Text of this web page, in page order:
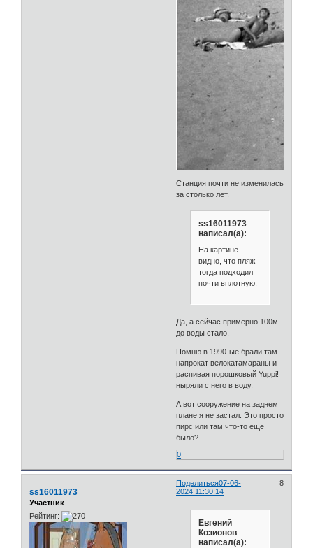
Станция почти не изменилась
за столько лет.
ss16011973
написал(а):
На картине
видно, что пляж
тогда подходил
почти вплотную.
Да, а сейчас примерно 100м
до воды стало.
Помню в 1990-ые брали там
напрокат велокатамараны и
распивая порошковый Yuppi!
ныряли с него в воду.
А вот сооружение на заднем
плане я не застал. Это просто
пирс или там что-то ещё
было?
0
Поделиться 8
07-06-
2024 11:30:14
ss16011973
Участник
Рейтинг:
Евгений
Козионов
написал(а):